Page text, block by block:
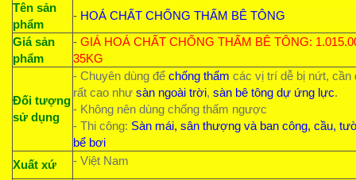
Tên sản
phẩm
- HOÁ CHẤT CHỐNG THẤM BÊ TÔNG
Giá sản
phẩm
- GIÁ HOÁ CHẤT CHỐNG THẤM BÊ TÔNG:
35KG
Đối tượng
sử dụng
- Chuyên dùng để chống thấm các vị trí dễ bị nứt, cần
rất cao như sàn ngoài trời, sàn bê tông dự ứng lực.
- Không nên dùng chống thấm ngược
- Thi công: Sàn mái, sân thượng và ban công, cầu,
bể bơi
Xuất xứ
- Việt Nam